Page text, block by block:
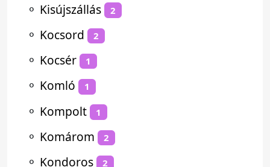
⚬ Kisújszállás 2
⚬ Kocsord 2
⚬ Kocsér 1
⚬ Komló 1
⚬ Kompolt 1
⚬ Komárom 2
⚬ Kondoros 2